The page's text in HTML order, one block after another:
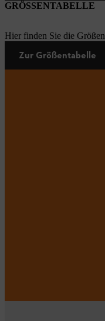
GRÖSSENTABELLE
Hier finden Sie die
Zur Größentabelle